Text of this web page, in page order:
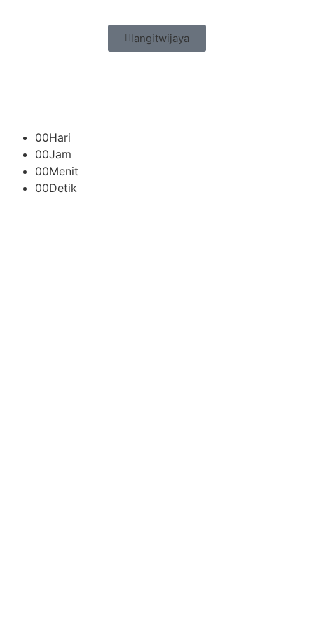
langitwijaya
00Hari
00Jam
00Menit
00Detik